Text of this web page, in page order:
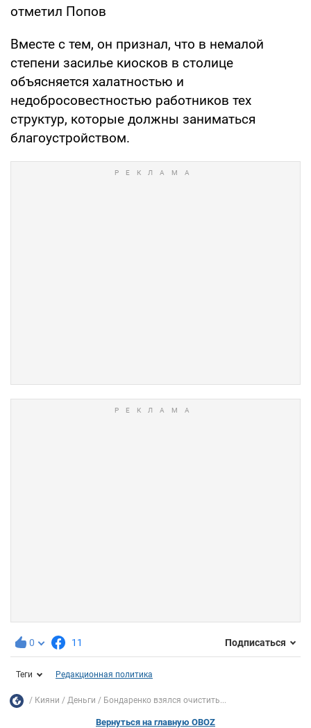
отметил Попов
Вместе с тем, он признал, что в немалой
степени засилье киосков в столице
объясняется халатностью и
недобросовестностью работников тех
структур, которые должны заниматься
благоустройством.
0 11 Подписаться
Теги Редакционная политика
Кияни Деньги Бондаренко взялся очистить...
Вернуться на главную OBOZ